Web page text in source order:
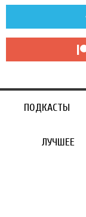
ПОДКАСТЫ
ЛУЧШЕЕ